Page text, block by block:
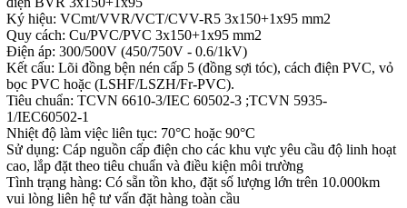
Ký hiệu: VCmt/VVR/VCT/CVV-R5 3x150+1x95 mm2
Quy cách: Cu/PVC/PVC 3x150+1x95 mm2
Điện áp: 300/500V (450/750V - 0.6/1kV)
Kết cấu: Lõi đồng bện nén cấp 5 (đồng sợi tóc), cách điện PVC, vỏ
bọc PVC hoặc (LSHF/LSZH/Fr-PVC).
Tiêu chuẩn: TCVN 6610-3/IEC 60502-3 ;TCVN 5935-
1/IEC60502-1
Nhiệt độ làm việc liên tục: 70°C hoặc 90°C
Sử dụng: Cáp nguồn cấp điện cho các khu vực yêu cầu độ linh hoạt
cao, lắp đặt theo tiêu chuẩn và điều kiện môi trường
Tình trạng hàng: Có sẵn tồn kho, đặt số lượng lớn trên 10.000km
vui lòng liên hệ tư vấn đặt hàng toàn cầu